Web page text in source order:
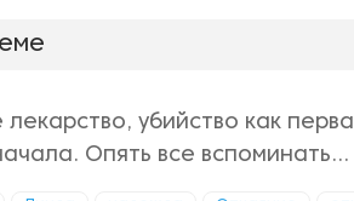
убийство как
Опять все